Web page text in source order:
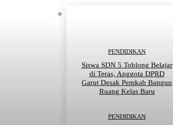
PENDIDIKAN
Siswa SDN 5 Toblong Belajar
di Teras, Anggota DPRD
Garut Desak Pemkab Bangun
Ruang Kelas Baru
PENDIDIKAN